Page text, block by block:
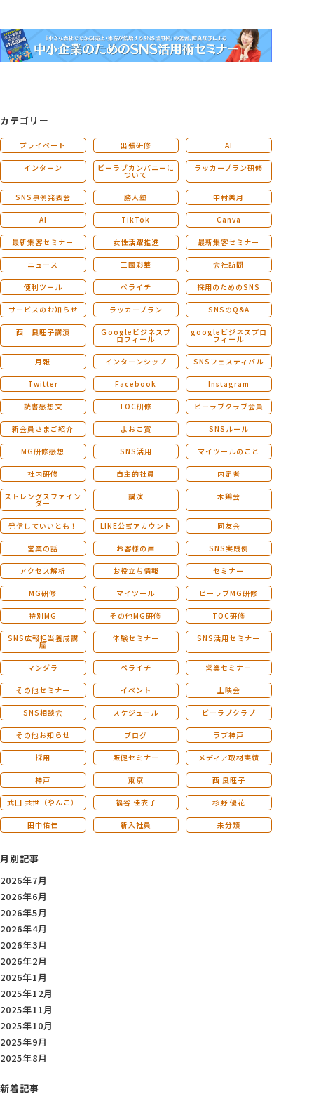
カテゴリー
プライベート 出張研修 AI
インターン ビーラブカンパニーに
ついて
ラッカープラン研修
SNS事例発表会 勝人塾 中村美月
AI TikTok Canva
最新集客セミナー 女性活躍推進 最新集客セミナー
ニュース 三國彩華 会社訪問
便利ツール ペライチ 採用のためのSNS
サービスのお知らせ ラッカープラン SNSのQ&A
西 良旺子講演 Ｇoogleビジネスプ
ロフィール
googleビジネスプロ
フィール
月報 インターンシップ SNSフェスティバル
Twitter Facebook Instagram
読書感想文 TOC研修 ビーラブクラブ会員
新会員さまご紹介 よおこ賞 SNSルール
MG研修感想 SNS活用 マイツールのこと
社内研修 自主的社員 内定者
ストレングスファイン
ダー
講演 木鶏会
発信していいとも！ LINE公式アカウント 同友会
営業の話 お客様の声 SNS実践例
アクセス解析 お役立ち情報 セミナー
MG研修 マイツール ビーラブMG研修
特別MG その他MG研修 TOC研修
SNS広報担当養成講
座
体験セミナー SNS活用セミナー
マンダラ ペライチ 営業セミナー
その他セミナー イベント 上映会
SNS相談会 スケジュール ビーラブクラブ
その他お知らせ ブログ ラブ神戸
採用 販促セミナー メディア取材実績
神戸 東京 西 良旺子
武田 共世（やんこ） 福谷 佳衣子 杉野 優花
田中佑佳 新入社員 未分類
月別記事
2026年7月
2026年6月
2026年5月
2026年4月
2026年3月
2026年2月
2026年1月
2025年12月
2025年11月
2025年10月
2025年9月
2025年8月
新着記事